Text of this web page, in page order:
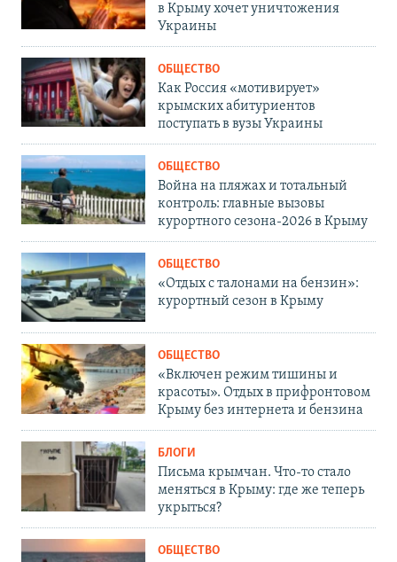
в Крыму хочет уничтожения
Украины
ОБЩЕСТВО
Как Россия «мотивирует»
крымских абитуриентов
поступать в вузы Украины
ОБЩЕСТВО
Война на пляжах и тотальный
контроль: главные вызовы
курортного сезона-2026 в Крыму
ОБЩЕСТВО
«Отдых с талонами на бензин»:
курортный сезон в Крыму
ОБЩЕСТВО
«Включен режим тишины и
красоты». Отдых в прифронтовом
Крыму без интернета и бензина
БЛОГИ
Письма крымчан. Что-то стало
меняться в Крыму: где же теперь
укрыться?
ОБЩЕСТВО